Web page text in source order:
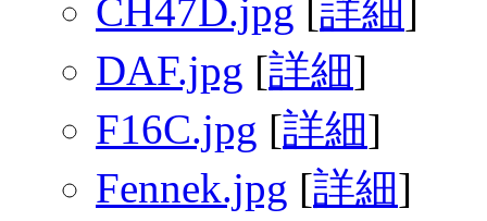
CH47D.jpg [詳細]
DAF.jpg [詳細]
F16C.jpg [詳細]
Fennek.jpg [詳細]